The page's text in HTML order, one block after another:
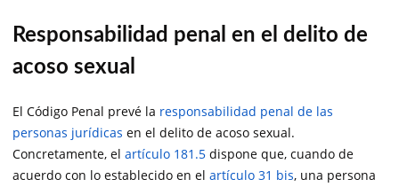
Responsabilidad penal en el delito de
acoso sexual
El Código Penal prevé la responsabilidad penal de las
personas jurídicas en el delito de acoso sexual.
Concretamente, el artículo 181.5 dispone que, cuando de
acuerdo con lo establecido en el artículo 31 bis, una persona